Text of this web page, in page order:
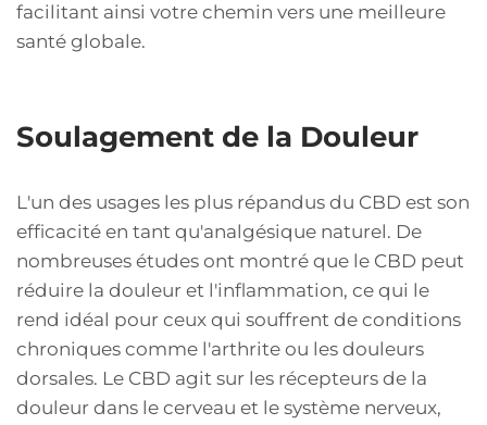
facilitant ainsi votre chemin vers une meilleure
santé globale.
Soulagement de la Douleur
L'un des usages les plus répandus du CBD est son
efficacité en tant qu'analgésique naturel. De
nombreuses études ont montré que le CBD peut
réduire la douleur et l'inflammation, ce qui le
rend idéal pour ceux qui souffrent de conditions
chroniques comme l'arthrite ou les douleurs
dorsales. Le CBD agit sur les récepteurs de la
douleur dans le cerveau et le système nerveux,